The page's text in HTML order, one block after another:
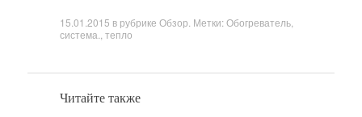
15.01.2015 в рубрике Обзор . Метки:Обогреватель,
система. тепло
Читайте также